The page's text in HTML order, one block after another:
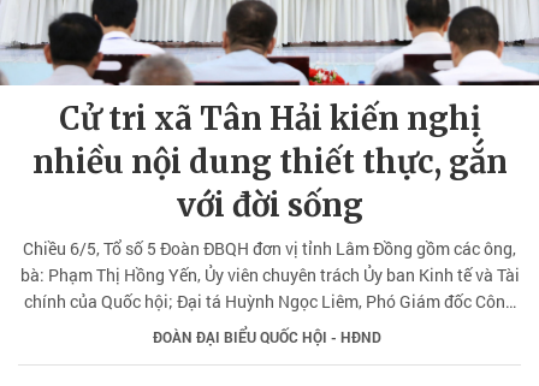
Cử tri xã Tân Hải kiến nghị
nhiều nội dung thiết thực, gắn
với đời sống
Chiều 6/5, Tổ số 5 Đoàn ĐBQH đơn vị tỉnh Lâm Đồng gồm các ông,
bà: Phạm Thị Hồng Yến, Ủy viên chuyên trách Ủy ban Kinh tế và Tài
chính của Quốc hội; Đại tá Huỳnh Ngọc Liêm, Phó Giám đốc Công
an tỉnh, Ủy viên Ủy ban Quốc phòng, An ninh và Đối ngoại của Quốc
hội; Linh mục Lê Nguyên Thao, Chánh Văn phòng Tòa Giám mục
ĐOÀN ĐẠI BIỂU QUỐC HỘI - HĐND